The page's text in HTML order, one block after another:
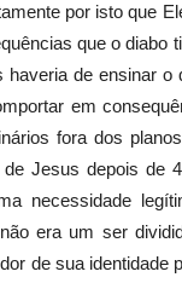
por isto que
que o diabo
de ensinar
em
fora dos
Jesus depois de
necessidade
era um ser
de sua